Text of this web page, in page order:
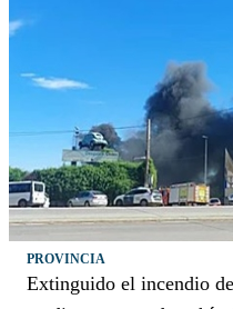
PROVINCIA
Extinguido el incendio